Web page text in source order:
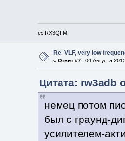
ex RX3QFM
Re: VLF, very low
« Ответ #7 : 04 Августа
Цитата: rw3adb
немец потом
был с граунд-
усилителем-